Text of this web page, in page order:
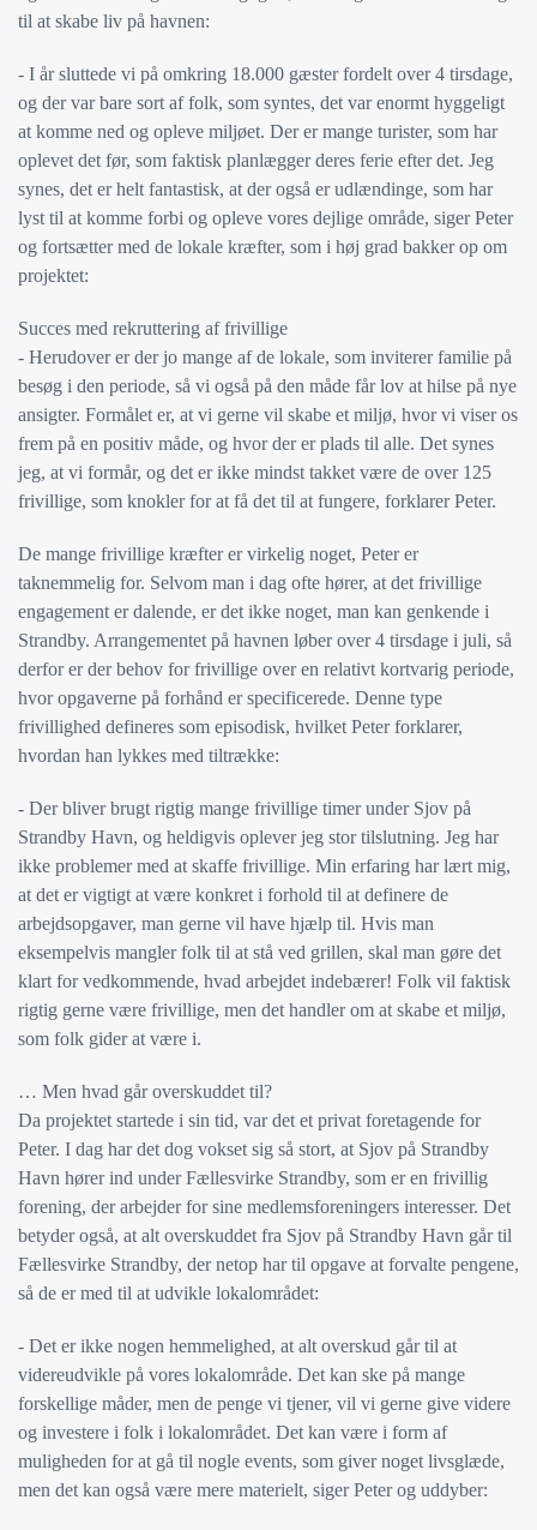
til at skabe liv på havnen:
- I år sluttede vi på omkring 18.000 gæster fordelt over 4 tirsdage,
og der var bare sort af folk, som syntes, det var enormt hyggeligt
at komme ned og opleve miljøet. Der er mange turister, som har
oplevet det før, som faktisk planlægger deres ferie efter det. Jeg
synes, det er helt fantastisk, at der også er udlændinge, som har
lyst til at komme forbi og opleve vores dejlige område, siger Peter
og fortsætter med de lokale kræfter, som i høj grad bakker op om
projektet:
Succes med rekruttering af frivillige
- Herudover er der jo mange af de lokale, som inviterer familie på
besøg i den periode, så vi også på den måde får lov at hilse på nye
ansigter. Formålet er, at vi gerne vil skabe et miljø, hvor vi viser os
frem på en positiv måde, og hvor der er plads til alle. Det synes
jeg, at vi formår, og det er ikke mindst takket være de over 125
frivillige, som knokler for at få det til at fungere, forklarer Peter.
De mange frivillige kræfter er virkelig noget, Peter er
taknemmelig for. Selvom man i dag ofte hører, at det frivillige
engagement er dalende, er det ikke noget, man kan genkende i
Strandby. Arrangementet på havnen løber over 4 tirsdage i juli, så
derfor er der behov for frivillige over en relativt kortvarig periode,
hvor opgaverne på forhånd er specificerede. Denne type
frivillighed defineres som episodisk, hvilket Peter forklarer,
hvordan han lykkes med tiltrække:
- Der bliver brugt rigtig mange frivillige timer under Sjov på
Strandby Havn, og heldigvis oplever jeg stor tilslutning. Jeg har
ikke problemer med at skaffe frivillige. Min erfaring har lært mig,
at det er vigtigt at være konkret i forhold til at definere de
arbejdsopgaver, man gerne vil have hjælp til. Hvis man
eksempelvis mangler folk til at stå ved grillen, skal man gøre det
klart for vedkommende, hvad arbejdet indebærer! Folk vil faktisk
rigtig gerne være frivillige, men det handler om at skabe et miljø,
som folk gider at være i.
… Men hvad går overskuddet til?
Da projektet startede i sin tid, var det et privat foretagende for
Peter. I dag har det dog vokset sig så stort, at Sjov på Strandby
Havn hører ind under Fællesvirke Strandby, som er en frivillig
forening, der arbejder for sine medlemsforeningers interesser. Det
betyder også, at alt overskuddet fra Sjov på Strandby Havn går til
Fællesvirke Strandby, der netop har til opgave at forvalte pengene,
så de er med til at udvikle lokalområdet:
- Det er ikke nogen hemmelighed, at alt overskud går til at
videreudvikle på vores lokalområde. Det kan ske på mange
forskellige måder, men de penge vi tjener, vil vi gerne give videre
og investere i folk i lokalområdet. Det kan være i form af
muligheden for at gå til nogle events, som giver noget livsglæde,
men det kan også være mere materielt, siger Peter og uddyber: